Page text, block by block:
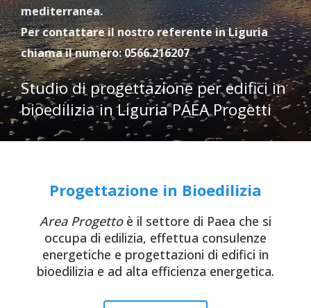
mediterranea.
Per contattare il nostro referente in Liguria
chiama il numero: 0566.216207
Studio di progettazione per edifici in
bioedilizia in Liguria PAEA Progetti
Progettazione in Bioedilizia
Area Progettoè il settore di Paea che si
occupa di edilizia, effettua consulenze
energetiche e progettazioni di edifici in
bioedilizia e ad alta efficienza energetica.